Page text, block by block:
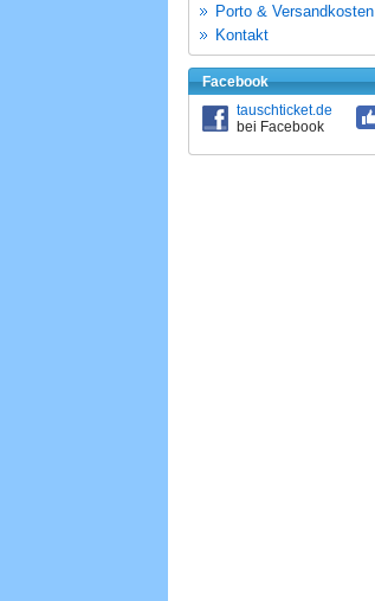
Porto & Versandkosten
Kontakt
Facebook
tauschticket.de
bei Facebook